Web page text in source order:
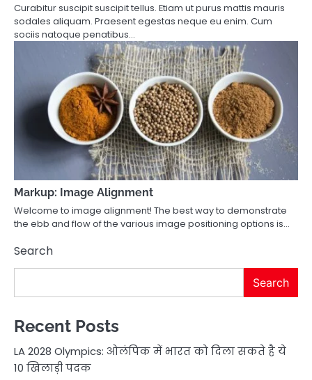
Curabitur suscipit suscipit tellus. Etiam ut purus mattis mauris
sodales aliquam. Praesent egestas neque eu enim. Cum
sociis natoque penatibus…
Markup: Image Alignment
Welcome to image alignment! The best way to demonstrate
the ebb and flow of the various image positioning options is…
Search
Search
Recent Posts
LA 2028 Olympics: ओलंपिक में भारत को दिला सकते है ये
10 खिलाड़ी पदक